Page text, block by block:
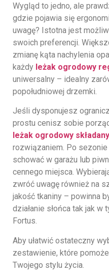
Wygląd to jedno, ale
gdzie pojawia się
uwagę? Istotna jest
swoich preferencji.
zmianę kąta nachylenia
każdy leżak ogrodowy
uniwersalny – idealny
popołudniowej drzemki.
Jeśli dysponujesz
prostu cenisz sobie
leżak ogrodowy składany
rozwiązaniem. Po
schować w garażu lub
cennego miejsca.
zwróć uwagę również na
jakość tkaniny – powinna
działanie słońca tak jak
Fortus.
Aby ułatwić ostateczny
zestawienie, które
Twojego stylu życia.